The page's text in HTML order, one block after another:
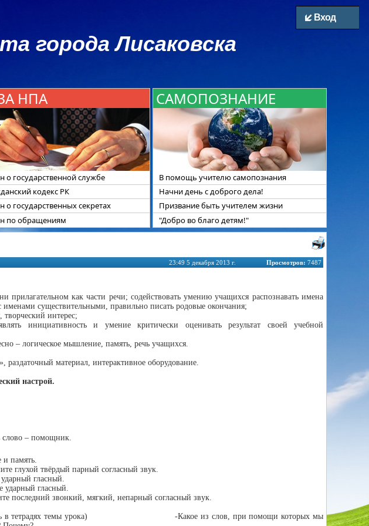
города Лисаковска
НПА
о государственной службе
кодекс РК
о государственных секретах
по обращениям
САМОПОЗНАНИЕ
В помощь учителю самопознания
Начни день с доброго дела!
Призвание быть учителем жизни
"Добро во благо детям!"
23:49 5 декабря 2013 г. Просмотров: 7487
прилагательном как части речи; содействовать умению учащихся распознавать имена
именами существительными, правильно писать родовые окончания;
творческий интерес;
инициативность и умение критически оценивать результат своей учебной
– логическое мышление, память, речь учащихся.
раздаточный материал, интерактивное оборудование.
настрой.
слово – помощник.
и память.
глухой твёрдый парный согласный звук.
гласный.
ударный гласный.
последний звонкий, мягкий, непарный согласный звук.
(запись в тетрадях темы урока) -Какое из слов, при помощи которых мы
Вход